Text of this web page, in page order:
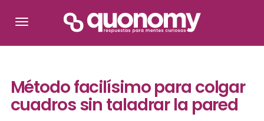
Método facilísimo para colgar
cuadros sin taladrar la pared